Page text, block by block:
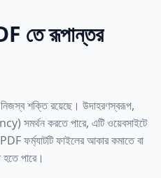
তে রূপান্তর
নিজস্ব শক্তি রয়েছে। উদাহরণস্বরূপ,
সমর্থন করতে পারে, এটি ওয়েবসাইটে
ফর্ম্যাটটি ফাইলের আকার কমাতে বা
পারে।